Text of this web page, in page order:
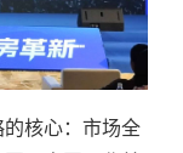
核心：市场全